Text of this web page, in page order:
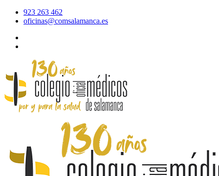
923 263 462
oficinas@comsalamanca.es